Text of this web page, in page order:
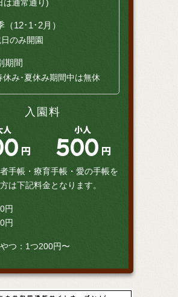
は通常通り)
（12･1･2月）
のみ開園
期間
休み･夏休み期間中は無休
入園料
人
円
小人
500 円
手帳・療育手帳・愛の手帳を
は下記料金となります。
円
円
つ：1つ200円〜